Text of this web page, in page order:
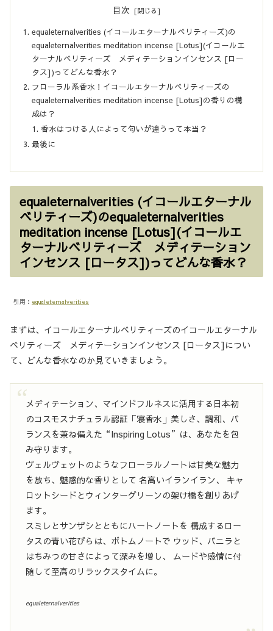
目次
equaleternalverities (イコールエターナルベリティーズ)の
equaleternalverities meditation incense [Lotus](イコールエ
ターナルベリティーズ メディテーションインセンス [ロー
タス])ってどんな香水？
フローラル系香水！イコールエターナルベリティーズの
equaleternalverities meditation incense [Lotus]の香りの構
成は？
香水はつける人によって匂いが違うって本当？
最後に
equaleternalverities (イコールエターナル
ベリティーズ)のequaleternalverities
meditation incense [Lotus](イコールエ
ターナルベリティーズ メディテーション
インセンス [ロータス])ってどんな香水？
引用： equaleternalverities
まずは、イコールエターナルベリティーズのイコールエターナル
ベリティーズ メディテーションインセンス [ロータス]につい
て、どんな香水なのか見ていきましょう。
メディテーション、マインドフルネスに活用する日本初
のコスモスナチュラル認証「寝香水」美しさ、調和、バ
ランスを兼ね備えた“Inspiring Lotus”は、あなたを包
み守ります。
ヴェルヴェットのようなフローラルノートは甘美な魅力
を放ち、魅惑的な香りとして 名高いイランイラン、 キャ
ロットシードとウィンターグリーンの架け橋を創りあげ
ます。
スミレとサンザシとともにハートノートを 構成するロー
タスの青い花びらは、ボトムノートで ウッド、バニラと
はちみつの甘さによって深みを増し、 ムードや感情に付
随して至高のリラックスタイムに。
equaleternalverities